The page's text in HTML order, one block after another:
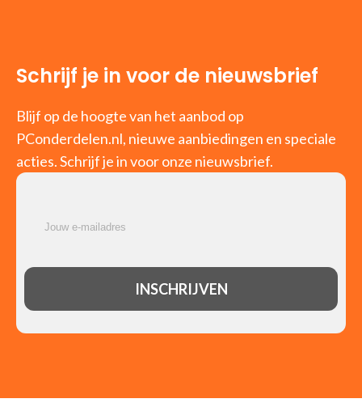
Schrijf je in voor de nieuwsbrief
Blijf op de hoogte van het aanbod op
PConderdelen.nl, nieuwe aanbiedingen en speciale
acties. Schrijf je in voor onze nieuwsbrief.